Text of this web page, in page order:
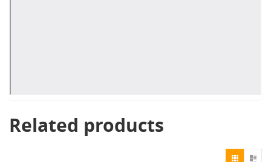
Related products